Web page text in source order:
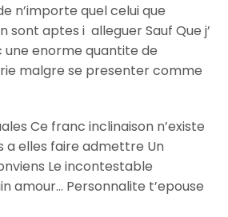
n’importe quel celui que
sont aptes i alleguer Sauf Que j’
une enorme quantite de
malgre se presenter comme
Ce franc inclinaison n’existe
a elles faire admettre Un
Le incontestable
amour… Personnalite t’epouse